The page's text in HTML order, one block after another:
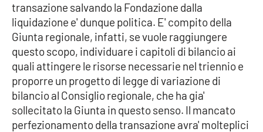
Destinazioni
Eventi
Food
Storie
transazione salvando la Fondazione dalla
liquidazione e' dunque politica. E' compito della
Giunta regionale, infatti, se vuole raggiungere
questo scopo, individuare i capitoli di bilancio ai
quali attingere le risorse necessarie nel triennio e
proporre un progetto di legge di variazione di
bilancio al Consiglio regionale, che ha gia'
sollecitato la Giunta in questo senso. Il mancato
perfezionamento della transazione avra' molteplici